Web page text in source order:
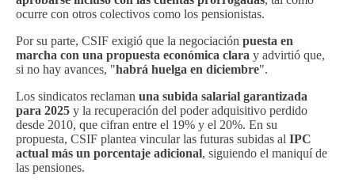
ocurre con otros colectivos como los pensionistas.
Por su parte, CSIF exigió que la negociación puesta en
marcha con una propuesta económica clara y advirtió que,
si no hay avances, "habrá huelga en diciembre".
Los sindicatos reclaman una subida salarial garantizada
para 2025 y la recuperación del poder adquisitivo perdido
desde 2010, que cifran entre el 19% y el 20%. En su
propuesta, CSIF plantea vincular las futuras subidas al IPC
actual más un porcentaje adicional, siguiendo el maniquí de
las pensiones.